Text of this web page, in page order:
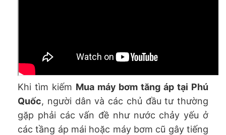
Khi tìm kiếm Mua máy bơm tăng áp tại Phú
Quốc, người dân và các chủ đầu tư thường
gặp phải các vấn đề như nước chảy yếu ở
các tầng áp mái hoặc máy bơm cũ gây tiếng